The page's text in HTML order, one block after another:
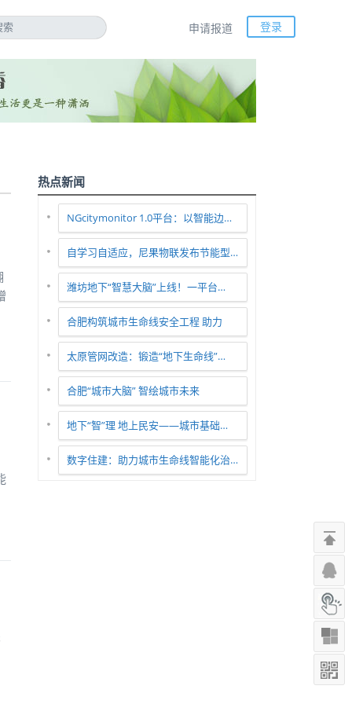
申请报道 登录
热点新闻
NGcitymonitor 1.0平台：以智能边…
自学习自适应，尼果物联发布节能型…
潍坊地下“智慧大脑”上线！一平台…
合肥构筑城市生命线安全工程 助力
智…
太原管网改造：锻造“地下生命线”…
合肥“城市大脑” 智绘城市未来
地下“智”理 地上民安——城市基础…
数字住建：助力城市生命线智能化治…